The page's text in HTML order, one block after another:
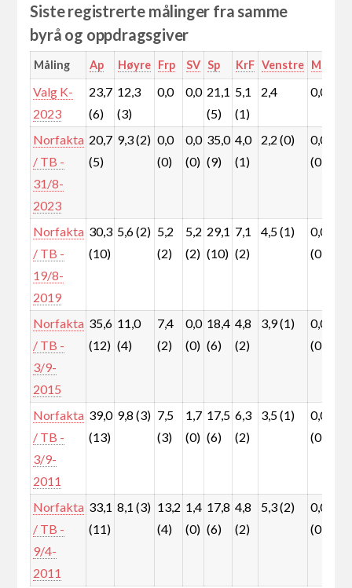
Siste registrerte målinger fra samme
byrå og oppdragsgiver
Måling Ap Høyre Frp SV Sp KrF Venstre MDG
Valg K-
2023
23,7
(6)
12,3
(3)
0,0 0,0 21,1
(5)
5,1
(1)
2,4 0,0
Norfakta
/ TB -
31/8-
2023
20,7
(5)
9,3 (2) 0,0
(0)
0,0
(0)
35,0
(9)
4,0
(1)
2,2 (0)
0,0
(0)
Norfakta
/ TB -
19/8-
2019
30,3
(10)
5,6 (2) 5,2
(2)
5,2
(2)
29,1
(10)
7,1
(2)
4,5 (1)
0,0
(0)
Norfakta
/ TB -
3/9-
2015
35,6
(12)
11,0
(4)
7,4
(2)
0,0
(0)
18,4
(6)
4,8
(2)
3,9 (1)
0,0
(0)
Norfakta
/ TB -
3/9-
2011
39,0
(13)
9,8 (3) 7,5
(3)
1,7
(0)
17,5
(6)
6,3
(2)
3,5 (1)
0,0
(0)
Norfakta
/ TB -
9/4-
2011
33,1
(11)
8,1 (3) 13,2
(4)
1,4
(0)
17,8
(6)
4,8
(2)
5,3 (2)
0,0
(0)